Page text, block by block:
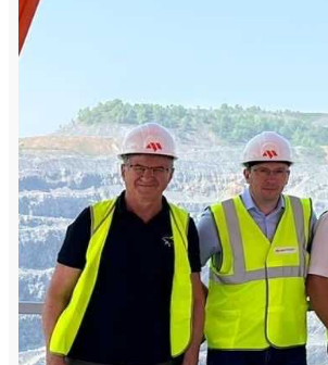
Предприятия ТМК, выпускающие широкий
спектр трубной продукции, расположены в
России, Казахстане, Румынии и Чехии. В
состав делегации, посетившей СПП,
вошли представители Северского
трубного завода (Свердловская область),
Волжского трубного завода, Таганрогского
металлургического завода, а также
головного офиса компании. С каждым из
данных предприятий Группа Магнезит
сотрудничает более 20 лет. Основная